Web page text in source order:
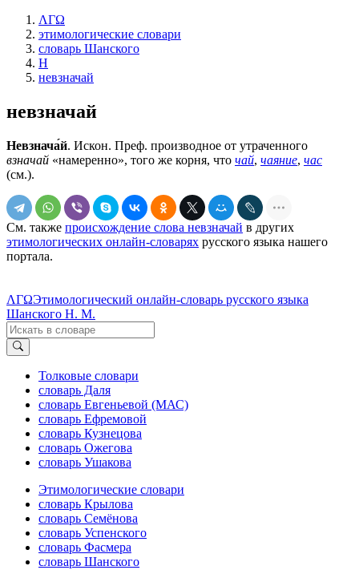
ΛΓΩ
этимологические словари
словарь Шанского
Н
невзначай
невзначай
Невзнача́й. Искон. Преф. производное от утраченного
взначай «намеренно», того же корня, что чай, чаяние, час
(см.).
См. также происхождение слова невзначай в других
этимологических онлайн-словарях русского языка нашего
портала.
ΛΓΩЭтимологический онлайн-словарь русского языка
Шанского Н. М.
Толковые словари
словарь Даля
словарь Евгеньевой (МАС)
словарь Ефремовой
словарь Кузнецова
словарь Ожегова
словарь Ушакова
Этимологические словари
словарь Крылова
словарь Семёнова
словарь Успенского
словарь Фасмера
словарь Шанского